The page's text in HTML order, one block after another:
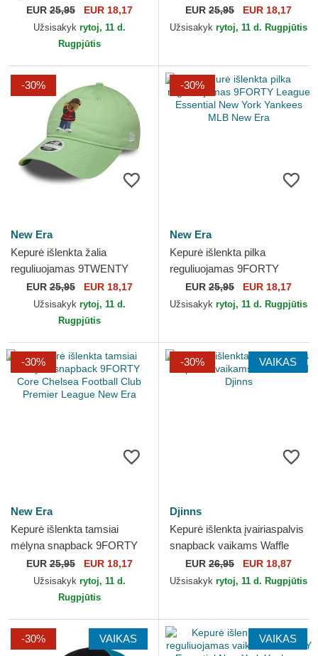
New York Yankees MLB
New Era
EUR25,95 EUR 18,17
Užsisakyk rytoj, 11 d.
Rugpjūtis
9TWENTY Contrast Stitch
New York Yankees MLB New
EUR 25,95 EUR 18,17
Užsisakyk rytoj, 11 d. Rugpjūtis
-30%
New Era
Kepurė išlenkta žalia
reguliuojamas 9TWENTY
Bear AC Milan Serie A New
EUR25,95 EUR 18,17
Užsisakyk rytoj, 11 d.
Rugpjūtis
-30%
New Era
Kepurė išlenkta pilka
reguliuojamas 9FORTY
League Essential New York
Yankees MLB New Era
EUR 25,95 EUR 18,17
Užsisakyk rytoj, 11 d. Rugpjūtis
-30%
New Era
Kepurė išlenkta tamsiai
mėlyna snapback 9FORTY
Core Chelsea Football Club
Premier League New Era
EUR25,95 EUR 18,17
Užsisakyk rytoj, 11 d.
Rugpjūtis
-30% VAIKAS
Djinns
Kepurė išlenkta įvairiaspalvis
snapback vaikams Waffle
Food Djinns
EUR 26,95 EUR 18,87
Užsisakyk rytoj, 11 d. Rugpjūtis
-30% VAIKAS VAIKAS